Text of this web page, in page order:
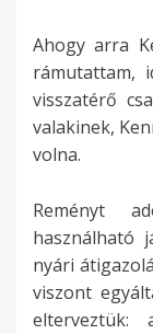
Ahogy arra
rámutattam,
visszatérő
valakinek,
volna.
Reményt
használható
nyári
viszont
elterveztük: